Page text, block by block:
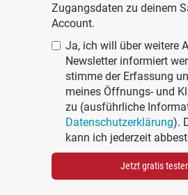
Zugangsdaten zu deinem
Account.
Ja, ich will über weitere
Newsletter informiert
stimme der Erfassung
meines Öffnungs- und
zu (ausführliche
Datenschutzerklärung).
kann ich jederzeit
Jetzt gratis